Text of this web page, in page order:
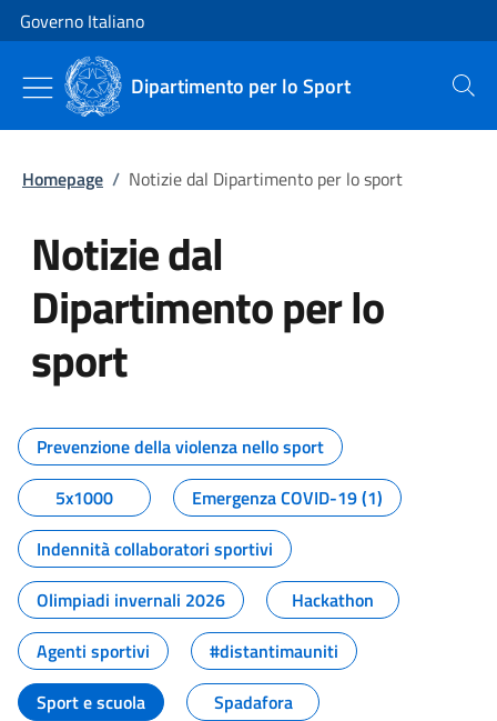
Vai al contenuto
Vai alla navigazione del sito
Governo Italiano
Dipartimento per lo Sport Cerca
Homepage / Notizie dal Dipartimento per lo sport
Notizie dal
Dipartimento per lo
sport
Tutti i contenuti della pagina
Prevenzione della violenza nello sport
5x1000
Emergenza COVID-19 (1)
Indennità collaboratori sportivi
Olimpiadi invernali 2026
Hackathon
Agenti sportivi
#distantimauniti
Sport e scuola
Spadafora